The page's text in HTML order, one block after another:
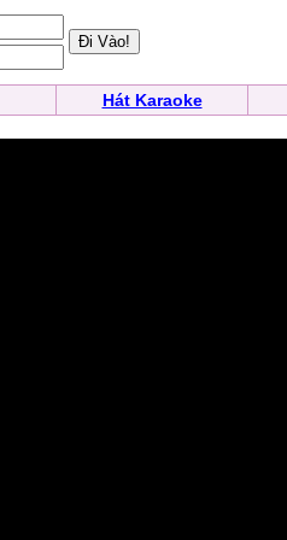
Hát Karaoke